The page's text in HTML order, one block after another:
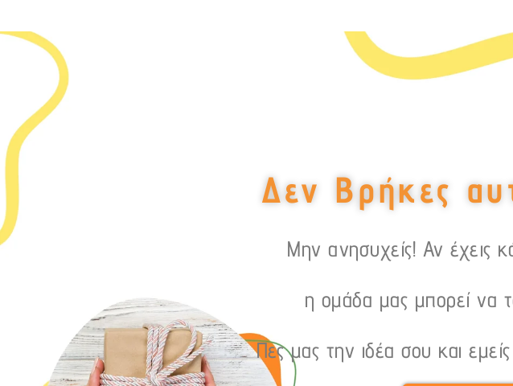
Δεν Βρήκες
Μην ανησυχείς! Αν έχεις
η ομάδα μας μπορεί να
Πες μας την ιδέα σου και